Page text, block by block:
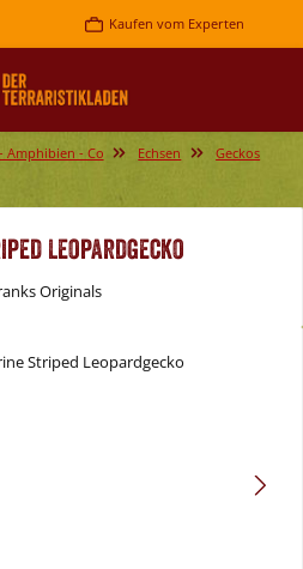
Kaufen vom Experten
Amphibien - Co Echsen
Geckos
Leopardgecko